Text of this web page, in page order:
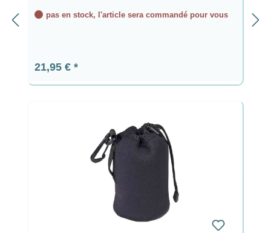
pas en stock, l'article sera commandé pour vous
Prix régulier :
21,95 €